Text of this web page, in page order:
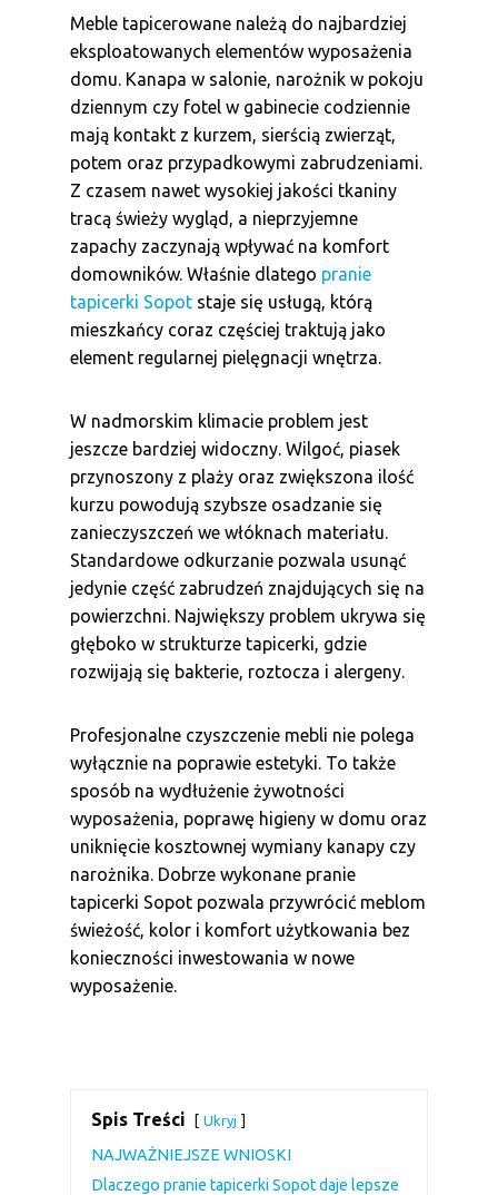
Meble tapicerowane należą do najbardziej
eksploatowanych elementów wyposażenia
domu. Kanapa w salonie, narożnik w pokoju
dziennym czy fotel w gabinecie codziennie
mają kontakt z kurzem, sierścią zwierząt,
potem oraz przypadkowymi zabrudzeniami.
Z czasem nawet wysokiej jakości tkaniny
tracą świeży wygląd, a nieprzyjemne
zapachy zaczynają wpływać na komfort
domowników. Właśnie dlatego pranie
tapicerki Sopotstaje się usługą, którą
mieszkańcy coraz częściej traktują jako
element regularnej pielęgnacji wnętrza.
W nadmorskim klimacie problem jest
jeszcze bardziej widoczny. Wilgoć, piasek
przynoszony z plaży oraz zwiększona ilość
kurzu powodują szybsze osadzanie się
zanieczyszczeń we włóknach materiału.
Standardowe odkurzanie pozwala usunąć
jedynie część zabrudzeń znajdujących się na
powierzchni. Największy problem ukrywa się
głęboko w strukturze tapicerki, gdzie
rozwijają się bakterie, roztocza i alergeny.
Profesjonalne czyszczenie mebli nie polega
wyłącznie na poprawie estetyki. To także
sposób na wydłużenie żywotności
wyposażenia, poprawę higieny w domu oraz
uniknięcie kosztownej wymiany kanapy czy
narożnika. Dobrze wykonane pranie
tapicerki Sopot pozwala przywrócić meblom
świeżość, kolor i komfort użytkowania bez
konieczności inwestowania w nowe
wyposażenie.
Spis Treści Ukryj
NAJWAŻNIEJSZE WNIOSKI
Dlaczego pranie tapicerki Sopot daje lepsze